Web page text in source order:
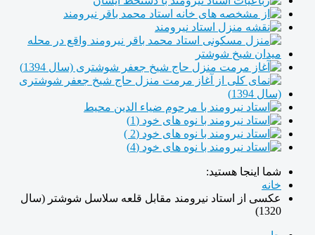
شما اینجا هستید:
خانه
عکسی از استاد نیرومند مقابل قلعه سلاسل شوشتر (سال
1320)